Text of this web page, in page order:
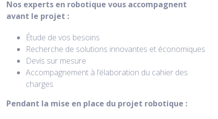
Nos experts en robotique vous accompagnent
avant le projet :
Étude de vos besoins
Recherche de solutions innovantes et économiques
Devis sur mesure
Accompagnement à l’élaboration du cahier des
charges
Pendant la mise en place du projet robotique :